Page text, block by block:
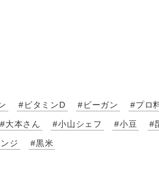
#ビタミンD #ビーガン
#プロ
#大本さん #小山シェフ #小豆 #
ジ #黒米